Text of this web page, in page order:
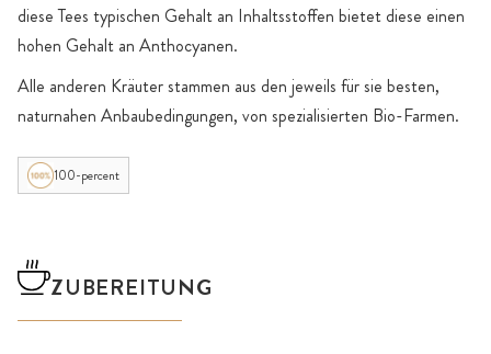
diese Tees typischen Gehalt an Inhaltsstoffen bietet diese einen
hohen Gehalt an Anthocyanen.
Alle anderen Kräuter stammen aus den jeweils für sie besten,
naturnahen Anbaubedingungen, von spezialisierten Bio-Farmen.
100-percent
ZUBEREITUNG